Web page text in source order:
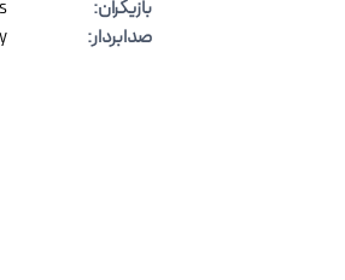
بازیگران:
صدابردار: